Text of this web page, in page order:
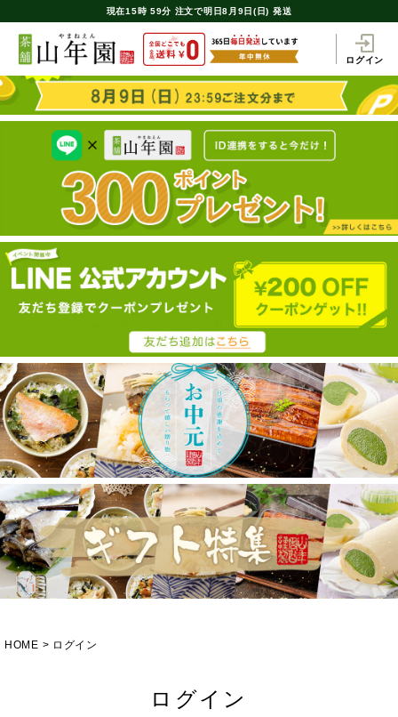
現在15時 59分 注文で明日8月9日(日) 発送
ログイン
HOME ログイン
ログイン